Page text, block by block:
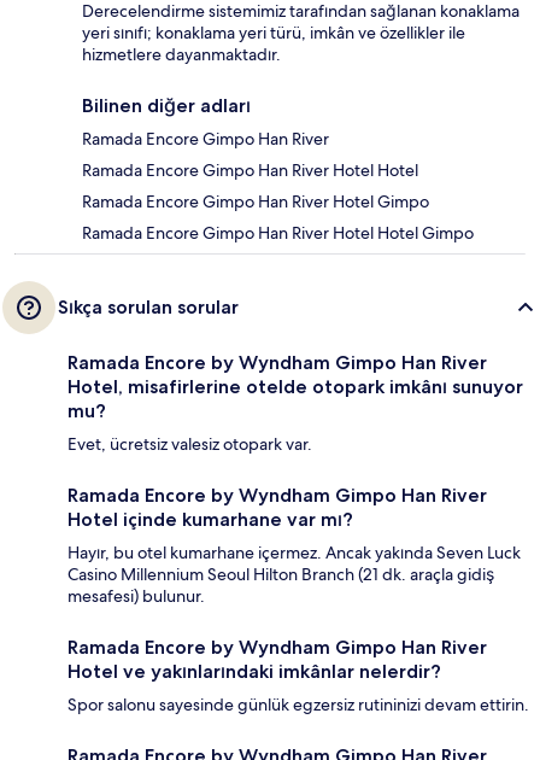
Derecelendirme sistemimiz tarafından sağlanan konaklama
yeri sınıfı; konaklama yeri türü, imkân ve özellikler ile
hizmetlere dayanmaktadır.
Bilinen diğer adları
Ramada Encore Gimpo Han River
Ramada Encore Gimpo Han River Hotel Hotel
Ramada Encore Gimpo Han River Hotel Gimpo
Ramada Encore Gimpo Han River Hotel Hotel Gimpo
Sıkça sorulan sorular
Ramada Encore by Wyndham Gimpo Han River
Hotel, misafirlerine otelde otopark imkânı sunuyor
mu?
Evet, ücretsiz valesiz otopark var.
Ramada Encore by Wyndham Gimpo Han River
Hotel içinde kumarhane var mı?
Hayır, bu otel kumarhane içermez. Ancak yakında Seven Luck
Casino Millennium Seoul Hilton Branch (21 dk. araçla gidiş
mesafesi) bulunur.
Ramada Encore by Wyndham Gimpo Han River
Hotel ve yakınlarındaki imkânlar nelerdir?
Spor salonu sayesinde günlük egzersiz rutininizi devam ettirin.